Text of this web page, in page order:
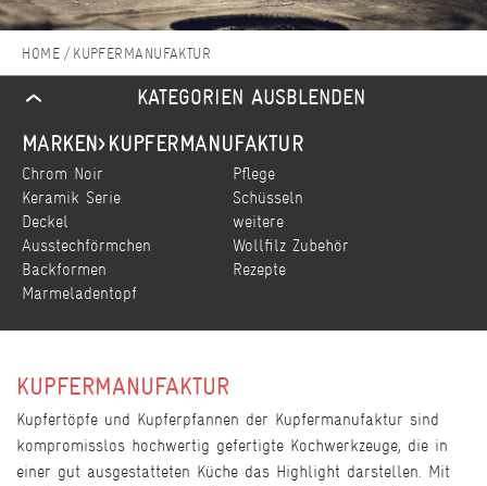
KUPFERMANUFAKTUR
KATEGORIEN AUSBLENDEN
MARKEN KUPFERMANUFAKTUR
Chrom Noir
Keramik Serie
Deckel
Ausstechförmchen
Backformen
Marmeladentopf
Pflege
Schüsseln
weitere
Wollfilz Zubehör
Rezepte
KUPFERMANUFAKTUR
Kupfertöpfe und Kupferpfannen der Kupfermanufaktur sind
kompromisslos hochwertig gefertigte Kochwerkzeuge, die in
einer gut ausgestatteten Küche das Highlight darstellen. Mit